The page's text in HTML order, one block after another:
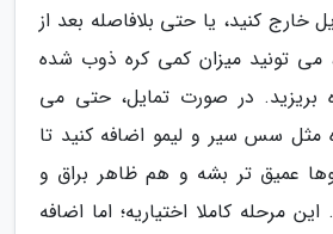
خارج کنید، یا حتی بلافاصله بعد از
می تونید میزان کمی کره ذوب شده
بریزید. در صورت تمایل، حتی می
سس سیر و لیمو اضافه کنید تا
عمیق تر بشه و هم ظاهر براق و
مرحله کاملا اختیاریه؛ اما اضافه